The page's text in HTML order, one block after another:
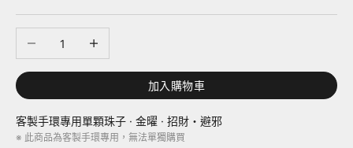
增加數量
加入購物車
客製手環專用單顆珠子 · 金曜 · 招財・避邪
※ 此商品為客製手環專用，無法單獨購買